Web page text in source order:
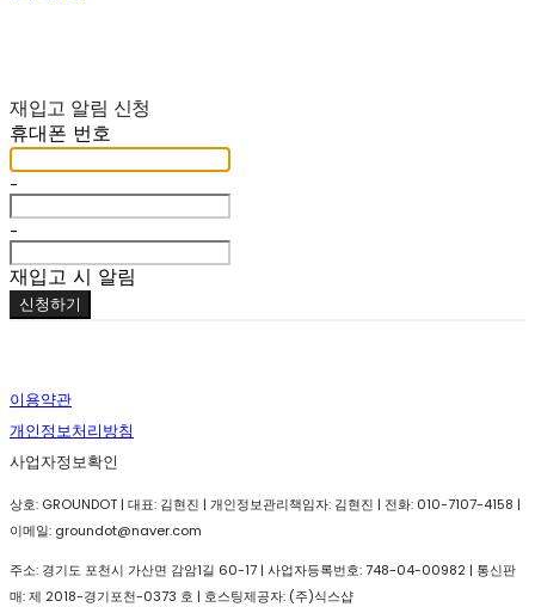
재입고 알림 신청
휴대폰 번호
-
-
재입고 시 알림
신청하기
이용약관
개인정보처리방침
사업자정보확인
상호: GROUNDOT | 대표: 김현진 | 개인정보관리책임자: 김현진 | 전화: 010-7107-4158 |
이메일: groundot@naver.com
주소: 경기도 포천시 가산면 감암1길 60-17 | 사업자등록번호:748-04-00982 | 통신판
매:제 2018-경기포천-0373 호 | 호스팅제공자: (주)식스샵